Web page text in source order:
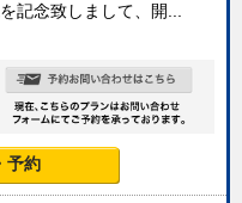
記念致しまして、開...
予約